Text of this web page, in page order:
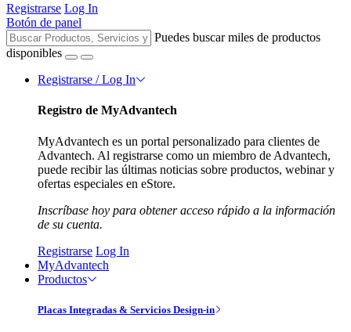
Registrarse Log In
Botón de panel
Puedes buscar miles de productos
disponibles
Registrarse / Log In
Registro de MyAdvantech
MyAdvantech es un portal personalizado para clientes de
Advantech. Al registrarse como un miembro de Advantech,
puede recibir las últimas noticias sobre productos, webinar y
ofertas especiales en eStore.
Inscríbase hoy para obtener acceso rápido a la información
de su cuenta.
Registrarse Log In
MyAdvantech
Productos
Placas Integradas & Servicios Design-in